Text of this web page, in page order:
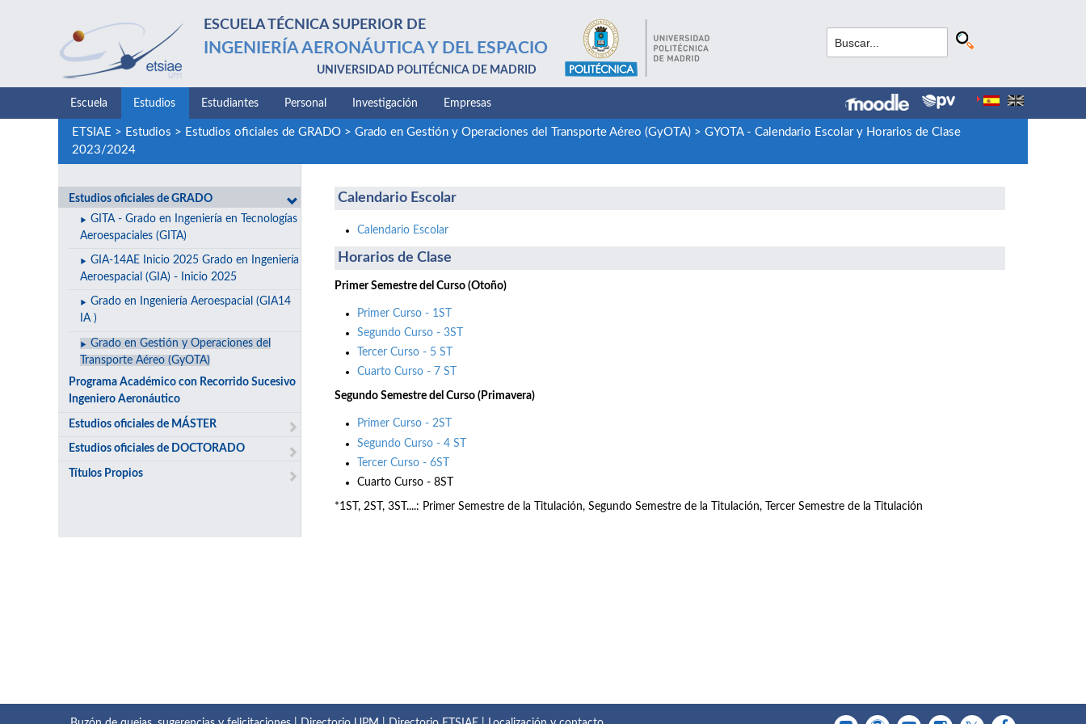
ESCUELA TÉCNICA SUPERIOR DE
INGENIERÍA AERONÁUTICA Y DEL ESPACIO
UNIVERSIDAD POLITÉCNICA DE MADRID
Escuela Estudios Estudiantes Personal Investigación Empresas
ETSIAE > Estudios > Estudios oficiales de GRADO> Grado en Gestión y Operaciones del Transporte Aéreo (GyOTA)> GYOTA - Calendario Escolar y Horarios de Clase
2023/2024
Estudios oficiales de GRADO
GITA - Grado en Ingeniería en Tecnologías
Aeroespaciales (GITA)
GIA-14AE Inicio 2025 Grado en Ingeniería
Aeroespacial (GIA) - Inicio 2025
Grado en Ingeniería Aeroespacial (GIA14
IA )
Grado en Gestión y Operaciones del
Transporte Aéreo (GyOTA)
Programa Académico con Recorrido Sucesivo
Ingeniero Aeronáutico
Estudios oficiales de MÁSTER
Estudios oficiales de DOCTORADO
Títulos Propios
Calendario Escolar
Calendario Escolar
Horarios de Clase
Primer Semestre del Curso (Otoño)
Primer Curso - 1ST
Segundo Curso - 3ST
Tercer Curso - 5 ST
Cuarto Curso - 7 ST
Segundo Semestre del Curso (Primavera)
Primer Curso - 2ST
Segundo Curso - 4 ST
Tercer Curso - 6ST
Cuarto Curso - 8ST
*1ST, 2ST, 3ST....: Primer Semestre de la Titulación, Segundo Semestre de la Titulación, Tercer Semestre de la Titulación